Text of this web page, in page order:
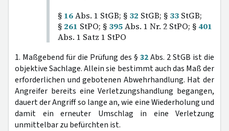
§ 16Abs. 1 StGB; § 32 StGB; § 33 StGB;
§ 261 StPO; § 395Abs. 1 Nr. 2 StPO; § 401
Abs. 1 Satz 1 StPO
1. Maßgebend für die Prüfung des § 32Abs. 2 StGB ist die
objektive Sachlage. Allein sie bestimmt auch das Maß der
erforderlichen und gebotenen Abwehrhandlung. Hat der
Angreifer bereits eine Verletzungshandlung begangen,
dauert der Angriff so lange an, wie eine Wiederholung und
damit ein erneuter Umschlag in eine Verletzung
unmittelbar zu befürchten ist.